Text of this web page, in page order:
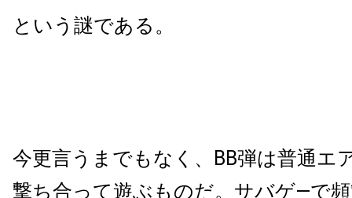
という謎である。
今更言うまでもなく、BB弾は普通エ
撃ち合って遊ぶものだ。サバゲ―で